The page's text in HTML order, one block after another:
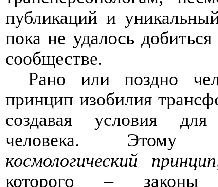
публикаций и
пока не удалось
сообществе.
Рано или поздно
принцип изобилия
создавая условия для
человека. Этому
космологический
принцип
которого –